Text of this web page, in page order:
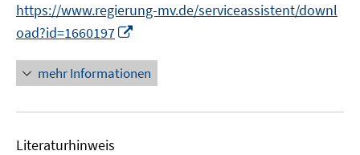
https://www.regierung-mv.de/serviceassistent/downl
oad?id=1660197
n
e
u
mehr Informationen
Literaturhinweis